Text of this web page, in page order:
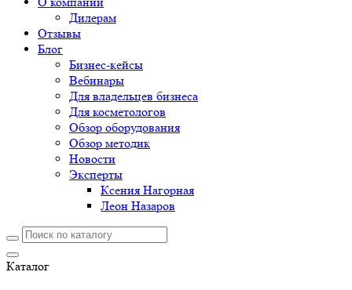
Дилерам
Отзывы
Блог
Бизнес-кейсы
Вебинары
Для владельцев бизнеса
Для косметологов
Обзор оборудования
Обзор методик
Новости
Эксперты
Ксения Нагорная
Леон Назаров
Каталог